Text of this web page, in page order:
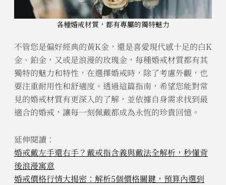
各種婚戒材質，都有專屬的獨特魅力
不管您是偏好經典的黃K金，還是喜愛現代感十足的白K
金、鉑金，又或是浪漫的玫瑰金，每種婚戒材質都有其
獨特的魅力和特性，在選擇婚戒時，除了考慮外觀，也
要注重耐用性和舒適度。透過這篇指南，希望您能對常
見的婚戒材質有更深入的了解，並依據自身需求找到最
適合的婚戒，讓每一刻佩戴都成為永恆的珍貴回憶。
延伸閱讀：
婚戒戴左手還右手？戴戒指含義與戴法全解析，秒懂背
後浪漫寓意
婚戒價格行情大揭密：解析5個價格關鍵，預算內選到